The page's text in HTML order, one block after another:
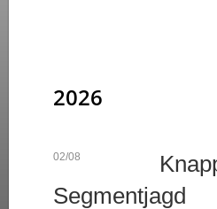
2026
02/08
Segmentjagd